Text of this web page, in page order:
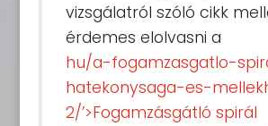
vizsgálatról szóló cikk
érdemes elolvasni a
hu/a-fogamzasgatlo-
hatekonysaga-es-
2/’>Fogamzásgátló spirál